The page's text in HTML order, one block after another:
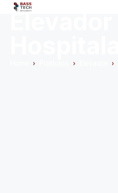
Elevador
› › ›